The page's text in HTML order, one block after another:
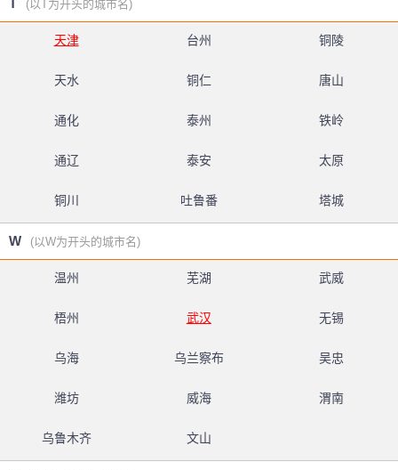
T (以T为开头的城市名)
天津 台州 铜陵
天水 铜仁 唐山
通化 泰州 铁岭
通辽 泰安 太原
铜川 吐鲁番 塔城
W (以W为开头的城市名)
温州 芜湖 武威
梧州 武汉 无锡
乌海 乌兰察布 吴忠
潍坊 威海 渭南
乌鲁木齐 文山